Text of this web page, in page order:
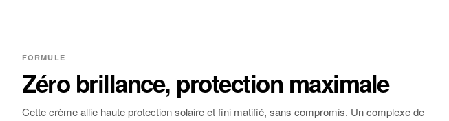
FORMULE
Zéro brillance, protection maximale
Cette crème allie haute protection solaire et fini matifié, sans compromis. Un complexe de